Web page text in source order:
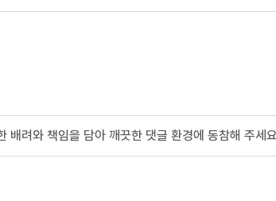
배려와 책임을 담아 깨끗한 댓글 환경에 동참해 주세